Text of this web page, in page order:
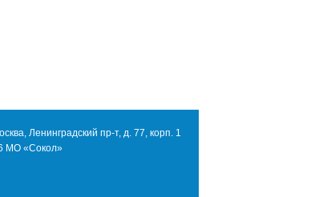
Ленинградский пр-т, д. 77, корп. 1
МО «Сокол»